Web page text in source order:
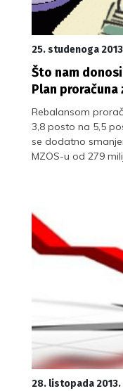
25. studenoga
Što nam
Plan proračuna
Rebalansom
3,8 posto na 5,5
se dodatno
MZOS-u od 279
28. listopada 2013.